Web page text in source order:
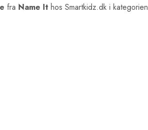
fra Name It hos Smartkidz.dk i kategorien